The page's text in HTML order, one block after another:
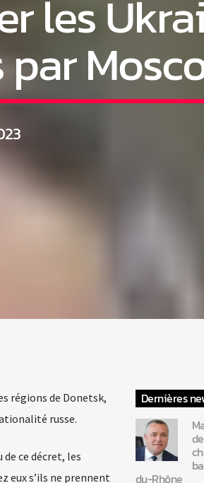
les
régions de Donetsk,
russe.
ce décret, les
eux s’ils ne prennent
Dernières
du-Rhône